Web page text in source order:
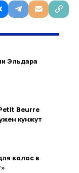
Эльдара
Beurre
кунжут
волос в